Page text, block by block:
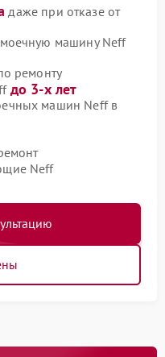
даже при отказе от
машину Neff
ремонту
до 3-х лет
машин Neff в
Neff